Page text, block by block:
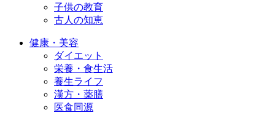
子供の教育
古人の知恵
健康・美容
ダイエット
栄養・食生活
養生ライフ
漢方・薬膳
医食同源